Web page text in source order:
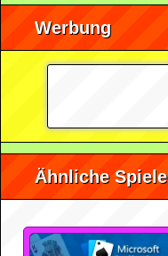
Werbung
Ähnliche Spiele